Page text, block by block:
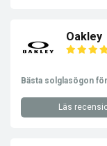
Oakley
Bästa solglasögon
Läs